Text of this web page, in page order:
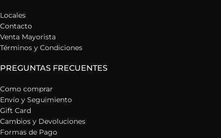
Locales
Contacto
Venta Mayorista
Términos y Condiciones
PREGUNTAS FRECUENTES
Como comprar
Envío y Seguimiento
Gift Card
Cambios y Devoluciones
Formas de Pago